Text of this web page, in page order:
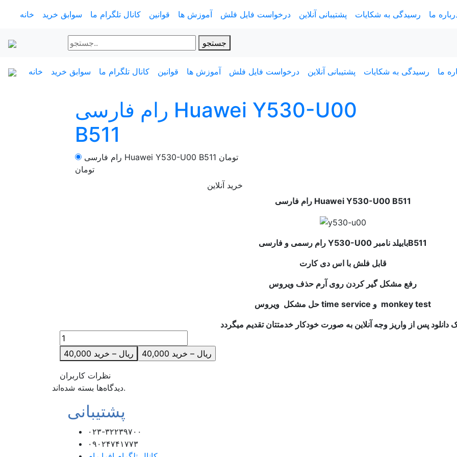
خانه سوابق خرید کانال تلگرام ما قوانین آموزش ها درخواست فایل فلش پشتیبانی آنلاین رسیدگی به شکایات ما
جستجو
خانه سوابق خرید کانال تلگرام ما قوانین آموزش ها درخواست فایل فلش پشتیبانی آنلاین رسیدگی به شکایات ما
رام فارسی Huawei Y530-U00
B511
رام فارسی Huawei Y530-U00 B511 تومان
تومان
خرید آنلاین
رام فارسی Huawei Y530-U00 B511
رام رسمی و فارسی Y530-U00 بابیلد نامبرB511
قابل فلش با اس دی کارت
رفع مشکل گیر کردن روی آرم حذف ویروس
حل مشکل ویروس time service و monkey test
دانلود پس از واریز وجه آنلاین به صورت خودکار خدمتتان تقدیم میگردد
40,000 ریال – خرید
نظرات کاربران
دیدگاه‌ها بسته شده‌اند.
پشتیبانی
۰۲۳-۳۲۲۳۹۷۰۰
۰۹۰۲۴۷۴۱۷۷۳